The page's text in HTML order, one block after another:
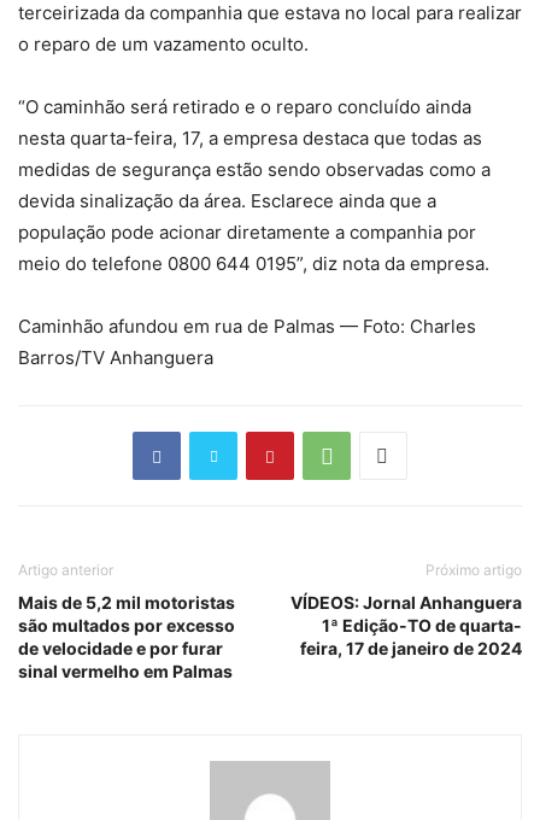
terceirizada da companhia que estava no local para realizar
o reparo de um vazamento oculto.
“O caminhão será retirado e o reparo concluído ainda
nesta quarta-feira, 17, a empresa destaca que todas as
medidas de segurança estão sendo observadas como a
devida sinalização da área. Esclarece ainda que a
população pode acionar diretamente a companhia por
meio do telefone 0800 644 0195”, diz nota da empresa.
Caminhão afundou em rua de Palmas — Foto: Charles
Barros/TV Anhanguera
Artigo anterior
Mais de 5,2 mil motoristas
são multados por excesso
de velocidade e por furar
sinal vermelho em Palmas
Próximo artigo
VÍDEOS: Jornal Anhanguera
1ª Edição-TO de quarta-
feira, 17 de janeiro de 2024